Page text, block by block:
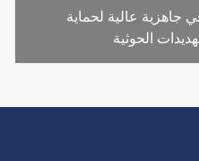
جاهزية عالية لحماية
الحوثية